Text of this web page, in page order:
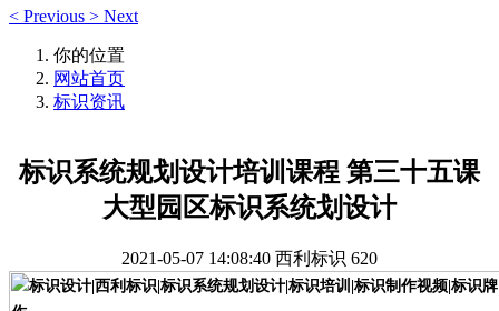
< Previous > Next
你的位置
网站首页
标识资讯
标识系统规划设计培训课程 第三十五课
大型园区标识系统划设计
2021-05-07 14:08:40 西利标识 620